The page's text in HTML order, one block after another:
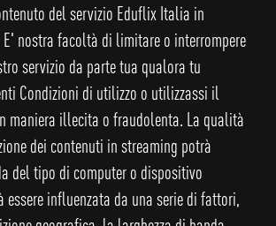
del servizio Eduflix Italia in
nostra facoltà di limitare o interrompere
servizio da parte tua qualora tu
Condizioni di utilizzo o utilizzassi il
maniera illecita o fraudolenta. La qualità
dei contenuti in streaming potrà
del tipo di computer o dispositivo
essere influenzata da una serie di fattori,